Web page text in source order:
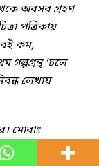
অবসর গ্রহণ
পত্রিকায়
কম,
‘চলে
লেখায়
মোবাঃ